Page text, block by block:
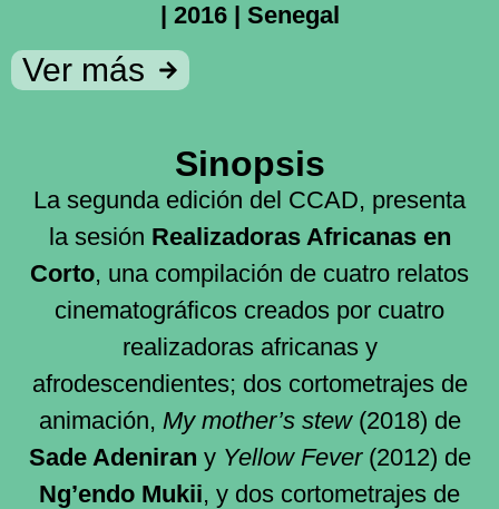
| 2016 | Senegal
Ver más
Sinopsis
La segunda edición del CCAD, presenta
la sesión Realizadoras Africanas en
Corto, una compilación de cuatro relatos
cinematográficos creados por cuatro
realizadoras africanas y
afrodescendientes; dos cortometrajes de
animación, My mother’s stew (2018) de
Sade Adeniran y Yellow Fever(2012) de
Ng’endo Mukii, y dos cortometrajes de